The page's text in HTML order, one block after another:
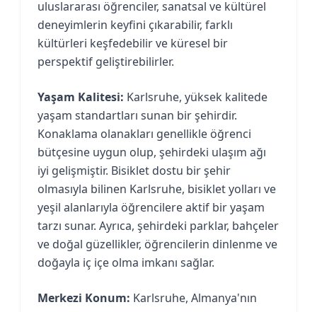
uluslararası öğrenciler, sanatsal ve kültürel
deneyimlerin keyfini çıkarabilir, farklı
kültürleri keşfedebilir ve küresel bir
perspektif geliştirebilirler.
Yaşam Kalitesi: Karlsruhe, yüksek kalitede
yaşam standartları sunan bir şehirdir.
Konaklama olanakları genellikle öğrenci
bütçesine uygun olup, şehirdeki ulaşım ağı
iyi gelişmiştir. Bisiklet dostu bir şehir
olmasıyla bilinen Karlsruhe, bisiklet yolları ve
yeşil alanlarıyla öğrencilere aktif bir yaşam
tarzı sunar. Ayrıca, şehirdeki parklar, bahçeler
ve doğal güzellikler, öğrencilerin dinlenme ve
doğayla iç içe olma imkanı sağlar.
Merkezi Konum: Karlsruhe, Almanya'nın